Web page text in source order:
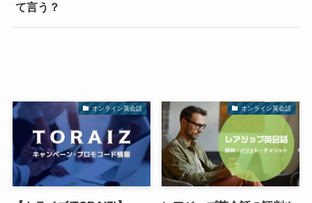
て言う？
オンライン英会話 オンライン英会話